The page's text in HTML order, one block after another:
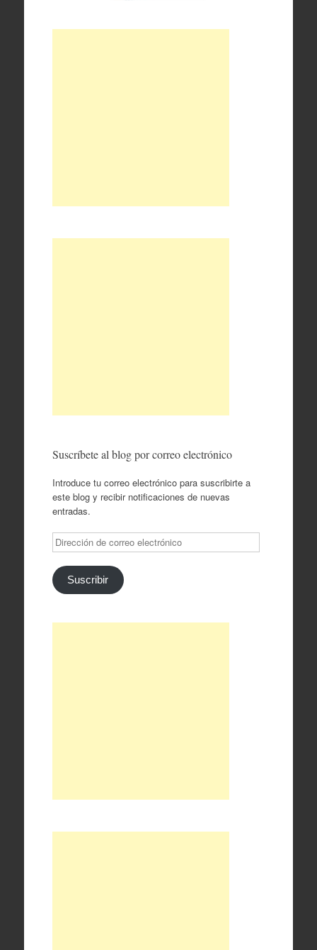
Suscríbete al blog por correo electrónico
Introduce tu correo electrónico para suscribirte a
este blog y recibir notificaciones de nuevas
entradas.
Dirección
de
correo
electrónico
Suscribir